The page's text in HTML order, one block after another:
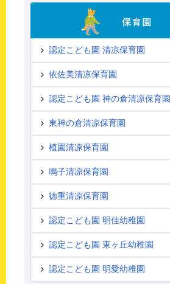
認定こども園 清凉保育園
依佐美清凉保育園
認定こども園 神の倉清凉保育園
東神の倉清凉保育園
植園清凉保育園
鳴子清凉保育園
徳重清凉保育園
認定こども園 明佳幼稚園
認定こども園 東ヶ丘幼稚園
認定こども園 明愛幼稚園